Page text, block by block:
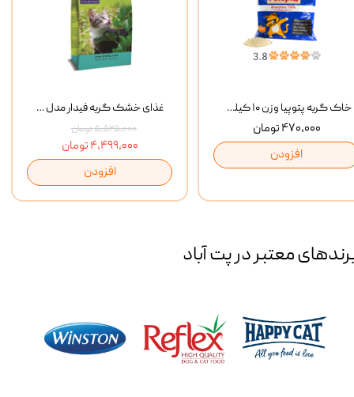
غذای خشک گربه فیدار مدل Adult وزن 10 کیلوگرم
۵,۵۲۵,۰۰۰ تومان
۴,۴۹۹,۰۰۰ تومان
افزودن
خاک گربه پتوپیا وزن ۱۰ کیلوگرم
۴۷۰,۰۰۰ تومان
افزودن
معتبر در پت آباد